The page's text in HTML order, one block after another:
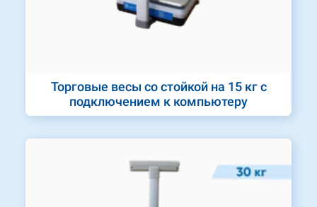
Торговые весы со стойкой на 15 кг с
подключением к компьютеру